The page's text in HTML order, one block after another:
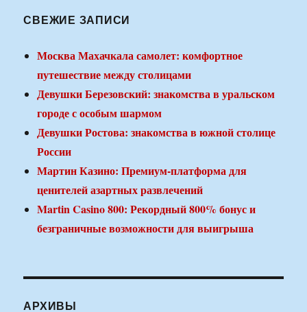
СВЕЖИЕ ЗАПИСИ
Москва Махачкала самолет: комфортное
путешествие между столицами
Девушки Березовский: знакомства в уральском
городе с особым шармом
Девушки Ростова: знакомства в южной столице
России
Мартин Казино: Премиум-платформа для
ценителей азартных развлечений
Martin Casino 800: Рекордный 800% бонус и
безграничные возможности для выигрыша
АРХИВЫ